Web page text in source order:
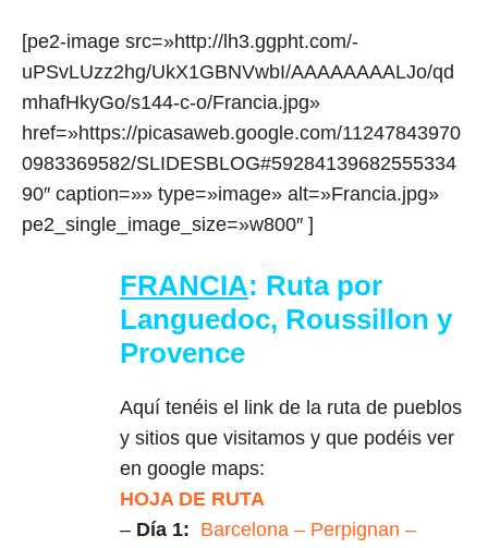
[pe2-image src=»http://lh3.ggpht.com/-
uPSvLUzz2hg/UkX1GBNVwbI/AAAAAAAALJo/qd
mhafHkyGo/s144-c-o/Francia.jpg»
href=»https://picasaweb.google.com/11247843970
0983369582/SLIDESBLOG#59284139682555334
90″ caption=»» type=»image» alt=»Francia.jpg»
pe2_single_image_size=»w800″ ]
FRANCIA: Ruta por
Languedoc, Roussillon y
Provence
Aquí tenéis el link de la ruta de pueblos
y sitios que visitamos y que podéis ver
en google maps:
HOJA DE RUTA
– Día 1: Barcelona – Perpignan –